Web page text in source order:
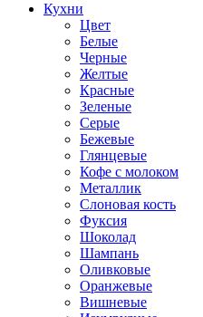
Кухни
Цвет
Белые
Черные
Желтые
Красные
Зеленые
Серые
Бежевые
Глянцевые
Кофе с молоком
Металлик
Слоновая кость
Фуксия
Шоколад
Шампань
Оливковые
Оранжевые
Вишневые